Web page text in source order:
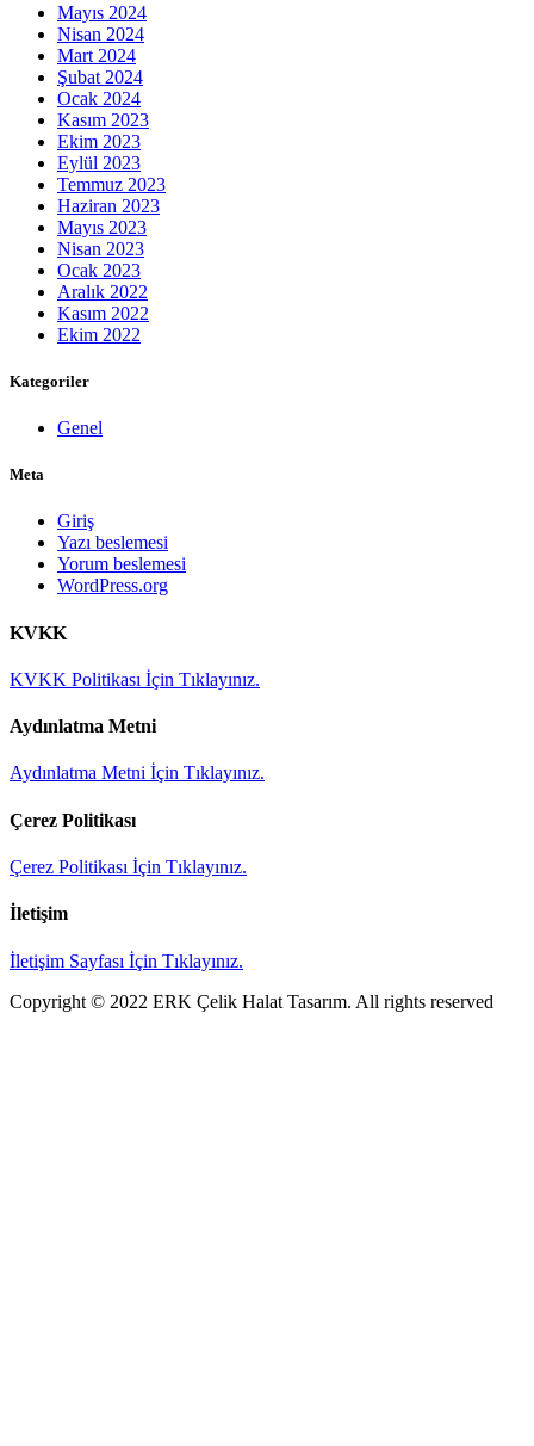
Mayıs 2024
Nisan 2024
Mart 2024
Şubat 2024
Ocak 2024
Kasım 2023
Ekim 2023
Eylül 2023
Temmuz 2023
Haziran 2023
Mayıs 2023
Nisan 2023
Ocak 2023
Aralık 2022
Kasım 2022
Ekim 2022
Kategoriler
Genel
Meta
Giriş
Yazı beslemesi
Yorum beslemesi
WordPress.org
KVKK
KVKK Politikası İçin Tıklayınız.
Aydınlatma Metni
Aydınlatma Metni İçin Tıklayınız.
Çerez Politikası
Çerez Politikası İçin Tıklayınız.
İletişim
İletişim Sayfası İçin Tıklayınız.
Copyright © 2022 ERK Çelik Halat Tasarım. All rights reserved